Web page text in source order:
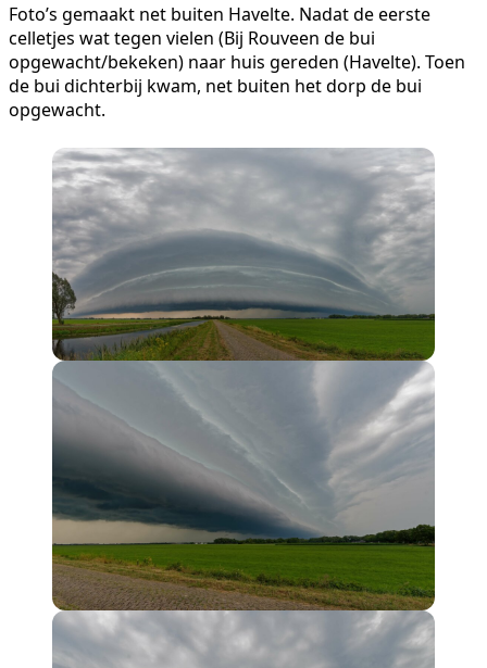
Foto’s gemaakt net buiten Havelte. Nadat de eerste
celletjes wat tegen vielen (Bij Rouveen de bui
opgewacht/bekeken) naar huis gereden (Havelte). Toen
de bui dichterbij kwam, net buiten het dorp de bui
opgewacht.